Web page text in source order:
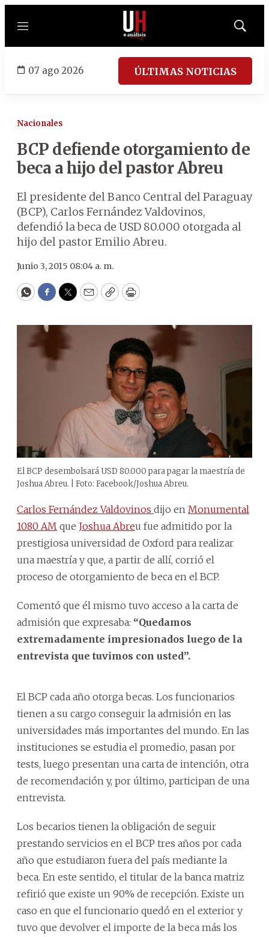
Menú
Mostrar
07 ago 2026 ÚLTIMAS NOTICIAS
Nacionales
BCP defiende otorgamiento de
beca a hijo del pastor Abreu
El presidente del Banco Central del Paraguay
(BCP), Carlos Fernández Valdovinos,
defendió la beca de USD 80.000 otorgada al
hijo del pastor Emilio Abreu.
Junio 3, 2015 08:04 a. m.
WhatsApp
Facebook
Twitter
EmailCopyPrint
El BCP desembolsará USD 80.000 para pagar la maestría de
Joshua Abreu. | Foto: Facebook/Joshua Abreu.
Carlos Fernández Valdovinos dijo en Monumental
1080 AM que Joshua Abreu fue admitido por la
prestigiosa universidad de Oxford para realizar
una maestría y que, a partir de allí, corrió el
proceso de otorgamiento de beca en el BCP.
Comentó que él mismo tuvo acceso a la carta de
admisión que expresaba: “Quedamos
extremadamente impresionados luego de la
entrevista que tuvimos con usted”.
El BCP cada año otorga becas. Los funcionarios
tienen a su cargo conseguir la admisión en las
universidades más importantes del mundo. En las
instituciones se estudia el promedio, pasan por
tests, luego presentan una carta de intención, otra
de recomendación y, por último, participan de una
entrevista.
Los becarios tienen la obligación de seguir
prestando servicios en el BCP tres años por cada
año que estudiaron fuera del país mediante la
beca. En este sentido, el titular de la banca matriz
refirió que existe un 90% de recepción. Existe un
caso en que el funcionario quedó en el exterior y
tuvo que devolver el importe de la beca más los